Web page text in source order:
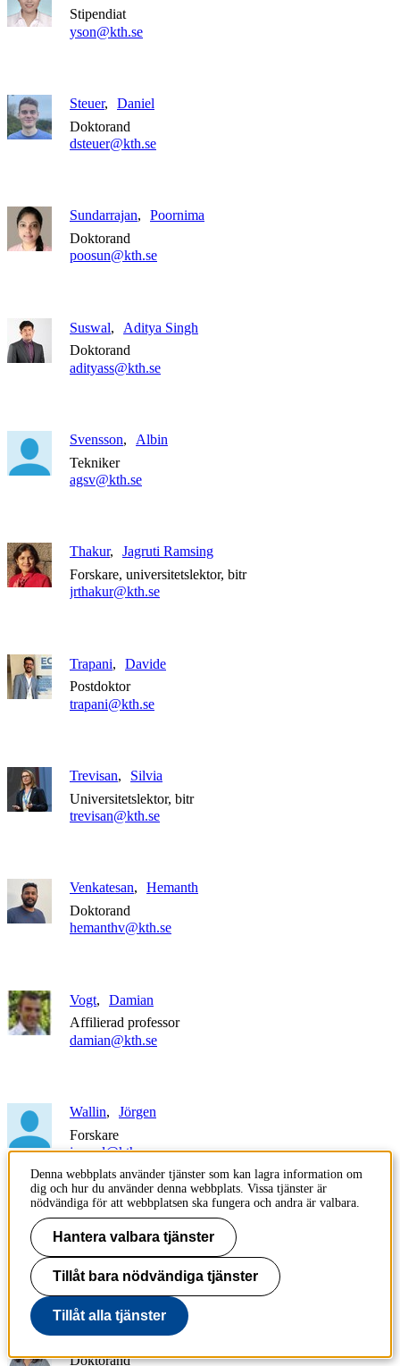
Stipendiat
yson@kth.se
Steuer
Daniel
Doktorand
dsteuer@kth.se
Sundarrajan
Poornima
Doktorand
poosun@kth.se
Suswal
Aditya Singh
Doktorand
adityass@kth.se
Svensson
Albin
Tekniker
agsv@kth.se
Thakur
Jagruti Ramsing
Forskare, universitetslektor, bitr
jrthakur@kth.se
Trapani
Davide
Postdoktor
trapani@kth.se
Trevisan
Silvia
Universitetslektor, bitr
trevisan@kth.se
Venkatesan
Hemanth
Doktorand
hemanthv@kth.se
Vogt
Damian
Affilierad professor
damian@kth.se
Wallin
Jörgen
Forskare
jorwal@kth.se
+46 8 790 86 53
wujun@kth.se
Wernersson
Louise
Doktorand
Denna webbplats använder tjänster som kan lagra information om
dig och hur du använder denna webbplats. Vissa tjänster är
nödvändiga för att webbplatsen ska fungera och andra är valbara.
Hantera valbara tjänster
Tillåt bara nödvändiga tjänster
Tillåt alla tjänster